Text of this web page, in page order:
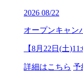
2026 08/22
オープンキャン
【8月22日(土
詳細はこちら 予